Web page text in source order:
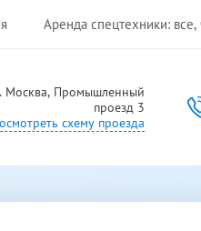
Аренда спецтехники: все,
Москва, Промышленный
проезд 3
схему проезда